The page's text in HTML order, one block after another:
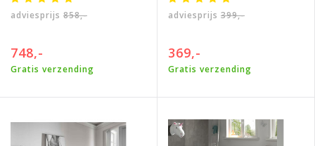
adviesprijs 858,-
748,-
Gratis verzending
adviesprijs 399,-
369,-
Gratis verzending